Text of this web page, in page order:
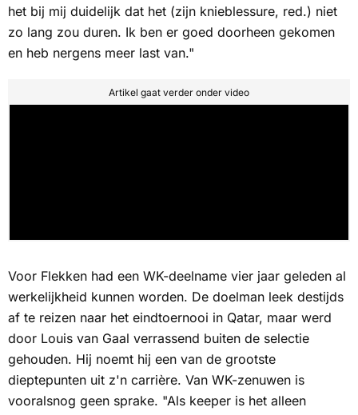
het bij mij duidelijk dat het (zijn knieblessure, red.) niet
zo lang zou duren. Ik ben er goed doorheen gekomen
en heb nergens meer last van."
Artikel gaat verder onder video
Voor Flekken had een WK-deelname vier jaar geleden al
werkelijkheid kunnen worden. De doelman leek destijds
af te reizen naar het eindtoernooi in Qatar, maar werd
door Louis van Gaal verrassend buiten de selectie
gehouden. Hij noemt hij een van de grootste
dieptepunten uit z'n carrière. Van WK-zenuwen is
vooralsnog geen sprake. "Als keeper is het alleen